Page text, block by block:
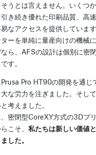
うとは言えません。いくつ
き続き優れた印刷品質、高
易なアクセスを提供していま
ーを単純に量産向けの機械
ら、AFSの設計は個別に密
す。
Prusa Pro HT90の開発を通
な労力を注ぎました。そし
考えました。
密閉型CoreXY方式の3Dプ
こそ、 私たちは新しい価値
した。